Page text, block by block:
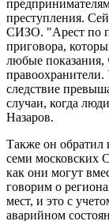
преступления.
СИЗО. "Арест по
приговора,
любые показания,
правоохранители.
следствие
случаи, когда
Назаров.
Также он
семи московских
как они могут
говорим о
мест, и это с
аварийном